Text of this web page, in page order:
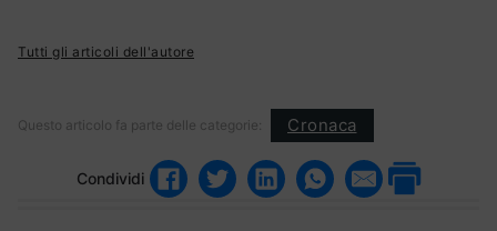
Tutti gli articoli dell'autore
Questo articolo fa parte delle categorie: Cronaca
Condividi